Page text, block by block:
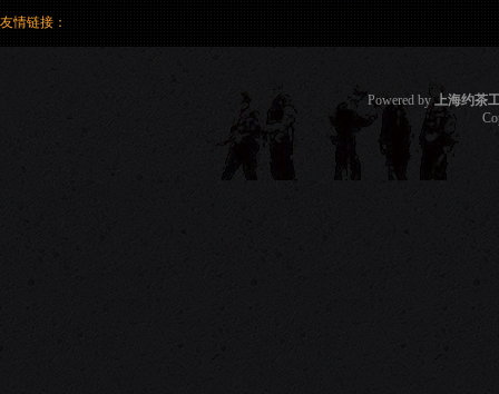
友情链接：
Powered by上海约茶